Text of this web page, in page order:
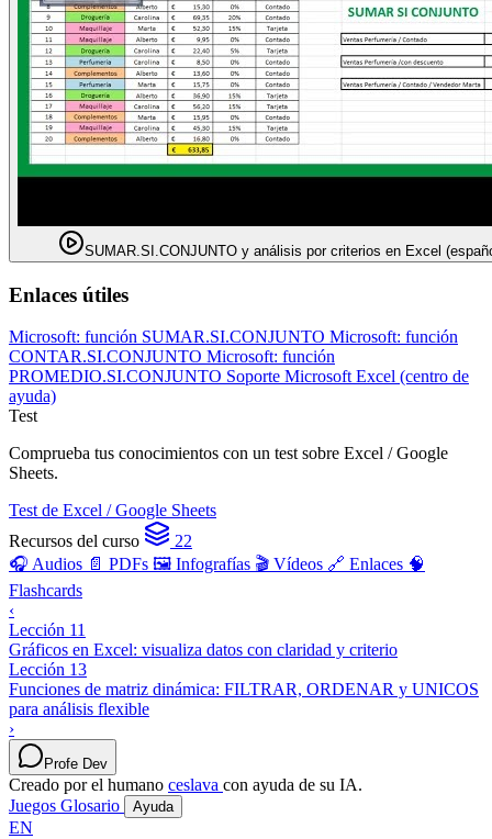
SUMAR.SI.CONJUNTO y análisis por criterios en Excel
Enlaces útiles
Microsoft: función SUMAR.SI.CONJUNTO Microsoft: función
CONTAR.SI.CONJUNTO Microsoft: función
PROMEDIO.SI.CONJUNTO Soporte Microsoft Excel (centro de
ayuda)
Test
Comprueba tus conocimientos con un test sobre Excel / Google
Sheets.
Test de Excel / Google Sheets
Recursos del curso
22
🎧 Audios 📄 PDFs 🖼️ Infografías 🎬 Vídeos 🔗 Enlaces 🧠
Flashcards
‹
Lección 11
Gráficos en Excel: visualiza datos con claridad y criterio
Lección 13
Funciones de matriz dinámica: FILTRAR, ORDENAR y UNICOS
para análisis flexible
›
Profe Dev
Creado por el humano ceslava con ayuda de su IA.
Juegos Glosario Ayuda
EN